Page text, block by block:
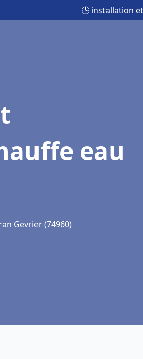
🕒 installation
eau
Gevrier (74960)